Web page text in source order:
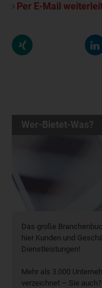
Per E-Mail
Wer-Bietet-Was?
Das große
hier Kunden und
Dienstleistungen!
Mehr als 3.000
verzeichnet – Sie auch?